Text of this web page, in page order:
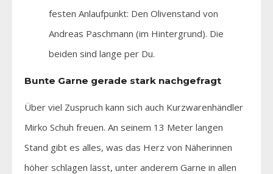
festen Anlaufpunkt: Den Olivenstand von
Andreas Paschmann (im Hintergrund). Die
beiden sind lange per Du.
Bunte Garne gerade stark nachgefragt
Über viel Zuspruch kann sich auch Kurzwarenhändler
Mirko Schuh freuen. An seinem 13 Meter langen
Stand gibt es alles, was das Herz von Näherinnen
höher schlagen lässt, unter anderem Garne in allen